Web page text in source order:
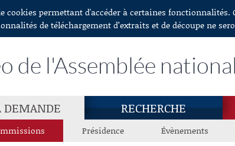
permettant d'accéder à certaines
de téléchargement d’extraits et de découpe ne
de l'Assemblée
DEMANDE RECHERCHE
Présidence Évènements